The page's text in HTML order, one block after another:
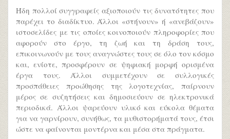
Ήδη πολλοί συγγραφείς αξιοποιούν τις δυνατότητες που
παρέχει το διαδίκτυο. Άλλοι «στήνουν» ή «ανεβάζουν»
ιστοσελίδες με τις οποίες κοινοποιούν πληροφορίες που
αφορούν στο έργο, τη ζωή και τη δράση τους,
επικοινωνούν με τους αναγνώστες τους σε όλο τον κόσμο
και, ενίοτε, προσφέρουν σε ψηφιακή μορφή ορισμένα
έργα τους. Άλλοι συμμετέχουν σε συλλογικές
προσπάθειες προώθησης της λογοτεχνίας, παίρνουν
μέρος σε συζητήσεις και δημοσιεύουν σε ηλεκτρονικά
περιοδικά. Άλλοι ψαρεύουν υλικό και εύκολα θέματα
για να γαρνίρουν, συνήθως, τα μυθιστορήματά τους, έτσι
ώστε να φαίνονται μοντέρνα και μέσα στα πράγματα.